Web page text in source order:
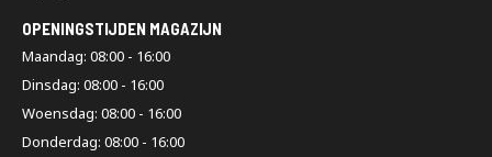
OPENINGSTIJDEN MAGAZIJN
Maandag: 08:00 - 16:00
Dinsdag: 08:00 - 16:00
Woensdag: 08:00 - 16:00
Donderdag: 08:00 - 16:00